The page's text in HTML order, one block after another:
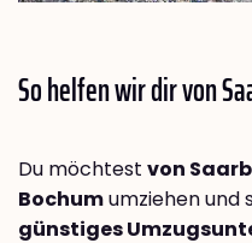
So helfen wir dir von
Du möchtest von
Bochumumziehen und
günstiges